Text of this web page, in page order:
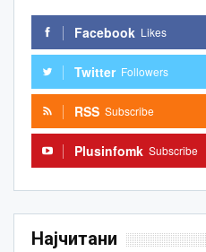
Facebook Likes
Twitter Followers
RSS Subscribe
Plusinfomk Subscribe
Најчитани